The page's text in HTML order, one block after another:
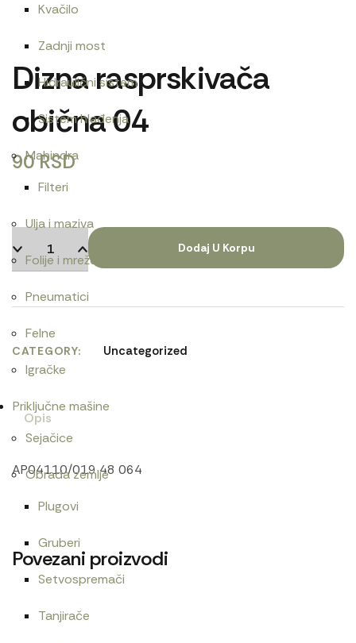
Kvačilo
Zadnji most
Hidraulični sistem
Sistem hlađenja
Mahindra
Filteri
Ulja i maziva
Folije i mreže
Pneumatici
Felne
Igračke
Priključne mašine
Sejačice
Obrada zemlje
Plugovi
Gruberi
Setvospremači
Tanjirače
Dizna rasprskivača
obična 04
90RSD
Dodaj U Korpu
CATEGORY Uncategorized
Opis
AP04110/019 48 064
Povezani proizvodi